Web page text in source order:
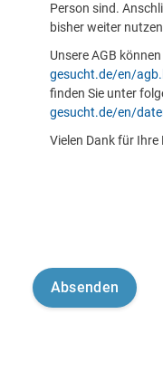
Person sind.
bisher weiter
Unsere AGB
gesucht.de/en/
finden Sie unter
gesucht.de/en/
Vielen Dank für Ihre